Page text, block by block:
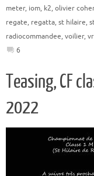
meter, iom, k2, olivier
regate, regatta, st hilaire,
radiocommandee, voilier,
6
Teasing, CF
2022